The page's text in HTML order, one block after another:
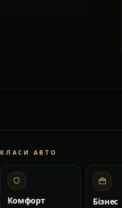
КЛАСИ АВТО
Комфорт Бізнес